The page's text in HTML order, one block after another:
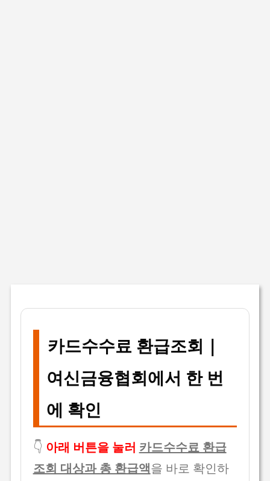
카드수수료 환급조회 |
여신금융협회에서 한 번
에 확인
👇 아래 버튼을 눌러 카드수수료 환급
조회 대상과 총 환급액을 바로 확인하